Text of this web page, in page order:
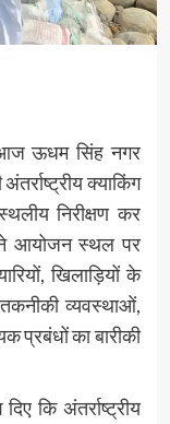
आज ऊधम सिंह नगर
क्याकिंग
निरीक्षण कर
ने आयोजन स्थल पर
खिलाड़ियों के
तकनीकी व्यवस्थाओं,
प्रबंधों का बारीकी
कि अंतर्राष्ट्रीय